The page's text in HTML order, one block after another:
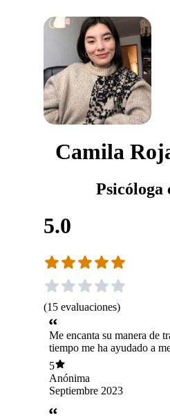
Camila
Psicóloga
5.0
(15 evaluaciones)
Me encanta su manera de
tiempo me ha ayudado a
emocionalmente, la
5
Anónima
Septiembre 2023